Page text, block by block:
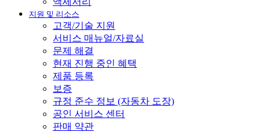
지원 및 리소스
고객/기술 지원
서비스 매뉴얼/자료실
문제 해결
현재 진행 중인 혜택
제품 등록
보증
규정 준수 정보 (자동차 도장)
공인 서비스 센터
판매 약관